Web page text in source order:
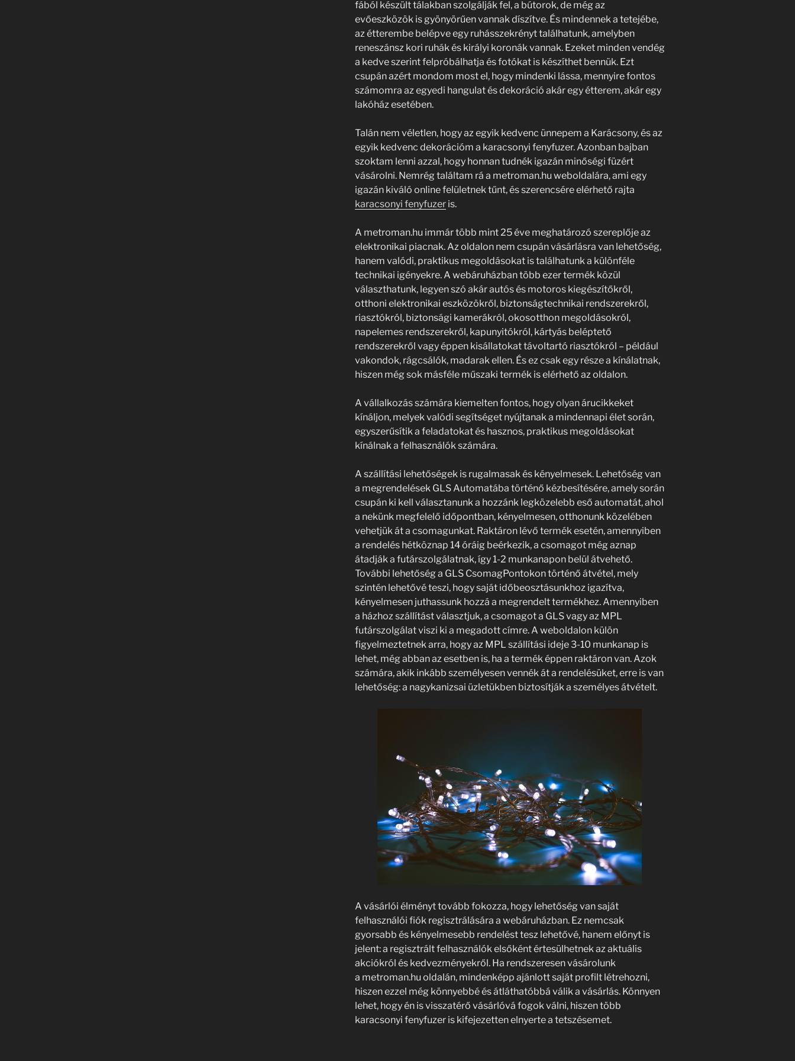
fából készült tálakban szolgálják fel, a bútorok, de még az
evőeszközök is gyönyörűen vannak díszítve. És mindennek a tetejébe,
az étterembe belépve egy ruhásszekrényt találhatunk, amelyben
reneszánsz kori ruhák és királyi koronák vannak. Ezeket minden vendég
a kedve szerint felpróbálhatja és fotókat is készíthet bennük. Ezt
csupán azért mondom most el, hogy mindenki lássa, mennyire fontos
számomra az egyedi hangulat és dekoráció akár egy étterem, akár egy
lakóház esetében.
Talán nem véletlen, hogy az egyik kedvenc ünnepem a Karácsony, és az
egyik kedvenc dekorációm a karacsonyi fenyfuzer. Azonban bajban
szoktam lenni azzal, hogy honnan tudnék igazán minőségi füzért
vásárolni. Nemrég találtam rá a metroman.hu weboldalára, ami egy
igazán kiváló online felületnek tűnt, és szerencsére elérhető rajta
karacsonyi fenyfuzeris.
A metroman.hu immár több mint 25 éve meghatározó szereplője az
elektronikai piacnak. Az oldalon nem csupán vásárlásra van lehetőség,
hanem valódi, praktikus megoldásokat is találhatunk a különféle
technikai igényekre. A webáruházban több ezer termék közül
választhatunk, legyen szó akár autós és motoros kiegészítőkről,
otthoni elektronikai eszközökről, biztonságtechnikai rendszerekről,
riasztókról, biztonsági kamerákról, okosotthon megoldásokról,
napelemes rendszerekről, kapunyitókról, kártyás beléptető
rendszerekről vagy éppen kisállatokat távoltartó riasztókról – például
vakondok, rágcsálók, madarak ellen. És ez csak egy része a kínálatnak,
hiszen még sok másféle műszaki termék is elérhető az oldalon.
A vállalkozás számára kiemelten fontos, hogy olyan árucikkeket
kínáljon, melyek valódi segítséget nyújtanak a mindennapi élet során,
egyszerűsítik a feladatokat és hasznos, praktikus megoldásokat
kínálnak a felhasználók számára.
A szállítási lehetőségek is rugalmasak és kényelmesek. Lehetőség van
a megrendelések GLS Automatába történő kézbesítésére, amely során
csupán ki kell választanunk a hozzánk legközelebb eső automatát, ahol
a nekünk megfelelő időpontban, kényelmesen, otthonunk közelében
vehetjük át a csomagunkat. Raktáron lévő termék esetén, amennyiben
a rendelés hétköznap 14 óráig beérkezik, a csomagot még aznap
átadják a futárszolgálatnak, így 1-2 munkanapon belül átvehető.
További lehetőség a GLS CsomagPontokon történő átvétel, mely
szintén lehetővé teszi, hogy saját időbeosztásunkhoz igazítva,
kényelmesen juthassunk hozzá a megrendelt termékhez. Amennyiben
a házhoz szállítást választjuk, a csomagot a GLS vagy az MPL
futárszolgálat viszi ki a megadott címre. A weboldalon külön
figyelmeztetnek arra, hogy az MPL szállítási ideje 3-10 munkanap is
lehet, még abban az esetben is, ha a termék éppen raktáron van. Azok
számára, akik inkább személyesen vennék át a rendelésüket, erre is van
lehetőség: a nagykanizsai üzletükben biztosítják a személyes átvételt.
A vásárlói élményt tovább fokozza, hogy lehetőség van saját
felhasználói fiók regisztrálására a webáruházban. Ez nemcsak
gyorsabb és kényelmesebb rendelést tesz lehetővé, hanem előnyt is
jelent: a regisztrált felhasználók elsőként értesülhetnek az aktuális
akciókról és kedvezményekről. Ha rendszeresen vásárolunk
a metroman.hu oldalán, mindenképp ajánlott saját profilt létrehozni,
hiszen ezzel még könnyebbé és átláthatóbbá válik a vásárlás. Könnyen
lehet, hogy én is visszatérő vásárlóvá fogok válni, hiszen több
karacsonyi fenyfuzer is kifejezetten elnyerte a tetszésemet.